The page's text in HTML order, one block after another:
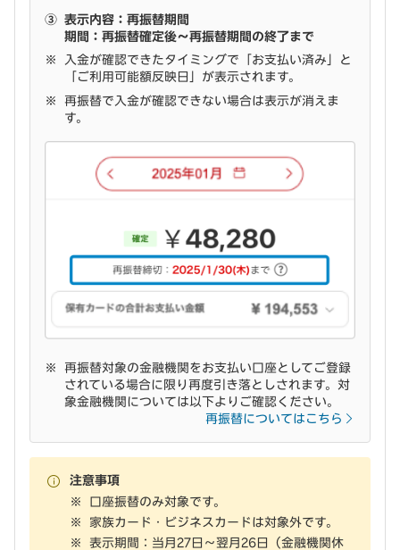
③ 表示内容：再振替期間
期間：再振替確定後～再振替期間の終了まで
入金が確認できたタイミングで「お支払い済み」と
「ご利用可能額反映日」が表示されます。
再振替で入金が確認できない場合は表示が消えま
す。
再振替対象の金融機関をお支払い口座としてご登録
されている場合に限り再度引き落としされます。対
象金融機関については以下よりご確認ください。
再振替についてはこちら
注意事項
口座振替のみ対象です。
家族カード・ビジネスカードは対象外です。
表示期間：当月27日～翌月26日（金融機関休